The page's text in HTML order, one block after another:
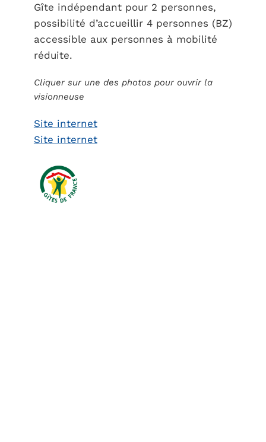
Gîte indépendant pour 2 personnes,
possibilité d’accueillir 4 personnes (BZ)
accessible aux personnes à mobilité
réduite.
Cliquer sur une des photos pour ouvrir la
visionneuse
Site internet
Site internet